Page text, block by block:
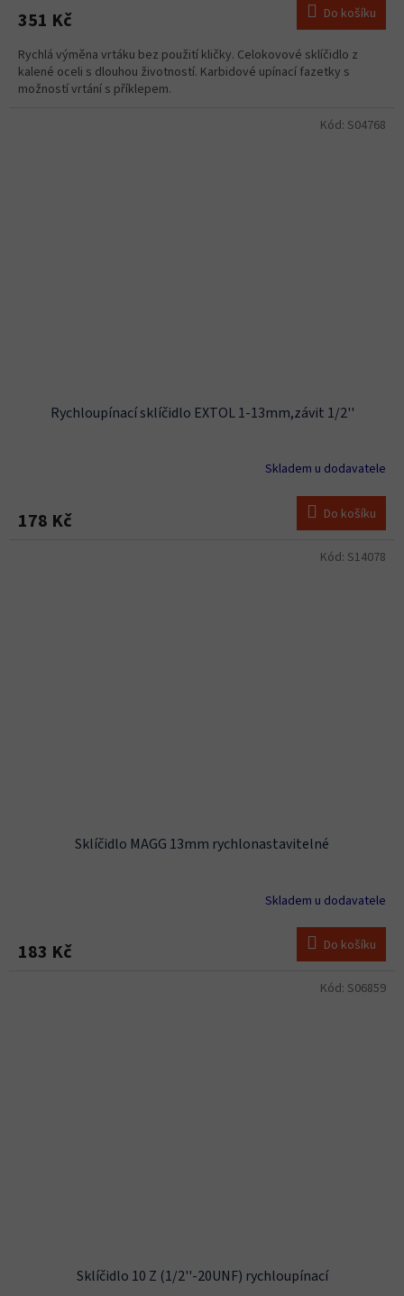
351 Kč Do košíku
Rychlá výměna vrtáku bez použití kličky. Celokovové sklíčidlo z
kalené oceli s dlouhou životností. Karbidové upínací fazetky s
možností vrtání s příklepem.
Rychloupínací sklíčidlo EXTOL 1-13mm,závit 1/2''
Skladem u dodavatele
178 Kč Do košíku
Kód: S04768
Sklíčidlo MAGG 13mm rychlonastavitelné
Skladem u dodavatele
183 Kč Do košíku
Kód: S14078
Sklíčidlo 10 Z (1/2''-20UNF) rychloupínací
Kód: S06859